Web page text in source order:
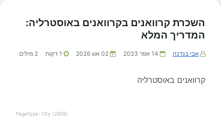
השכרת קרוואנים בקרוואנים באוסטרליה:
המדריך המלא
אבי בנדנה 14 אפר 2023 02 אוג 2026 1 דקות 2 מילים
קרוואנים באוסטרליה
PageType: City (2805)